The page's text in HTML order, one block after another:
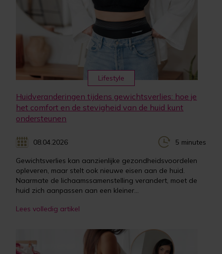
Lifestyle
Huidveranderingen tijdens gewichtsverlies: hoe je
het comfort en de stevigheid van de huid kunt
ondersteunen
08.04.2026 5 minutes
Gewichtsverlies kan aanzienlijke gezondheidsvoordelen
opleveren, maar stelt ook nieuwe eisen aan de huid.
Naarmate de lichaamssamenstelling verandert, moet de
huid zich aanpassen aan een kleiner...
Lees volledig artikel